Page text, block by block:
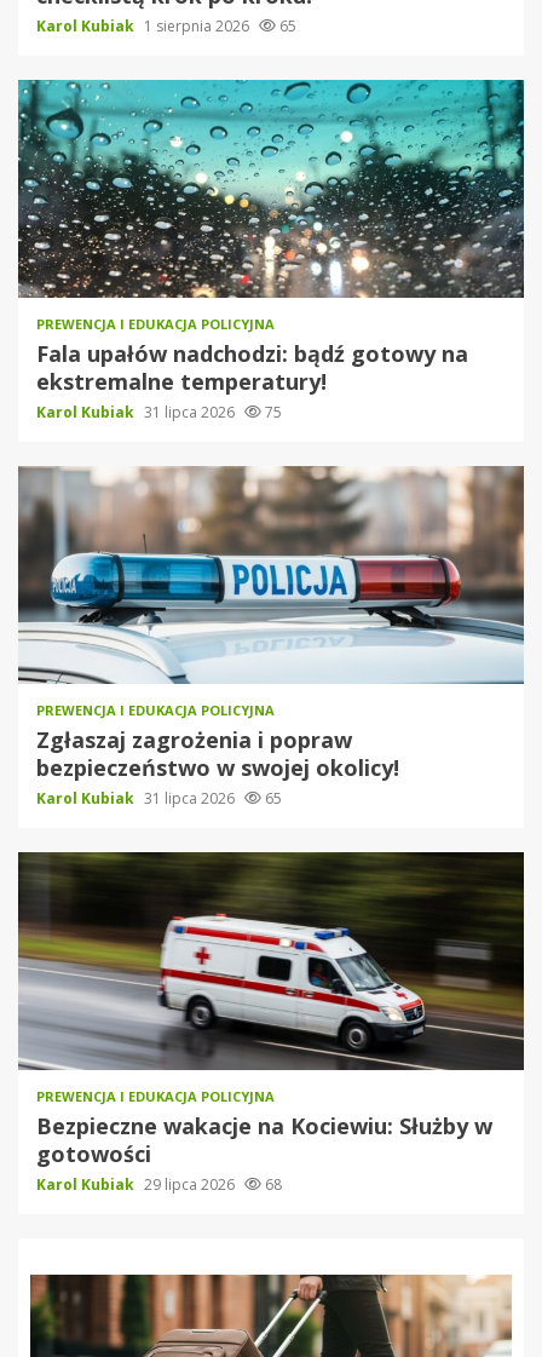
Karol Kubiak 1 sierpnia 2026 65
PREWENCJA I EDUKACJA POLICYJNA
Fala upałów nadchodzi: bądź gotowy na
ekstremalne temperatury!
Karol Kubiak 31 lipca 2026 75
PREWENCJA I EDUKACJA POLICYJNA
Zgłaszaj zagrożenia i popraw
bezpieczeństwo w swojej okolicy!
Karol Kubiak 31 lipca 2026 65
PREWENCJA I EDUKACJA POLICYJNA
Bezpieczne wakacje na Kociewiu: Służby w
gotowości
Karol Kubiak 29 lipca 2026 68